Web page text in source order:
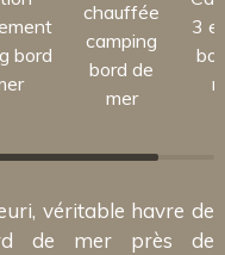
bord
chauffée
camping
bord de
mer
3
véritable havre de
de mer près de